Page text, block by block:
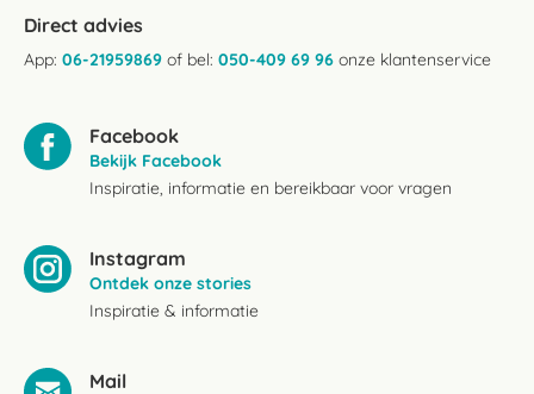
Direct advies
App: 06-21959869 of bel: 050-409 69 96 onze klantenservice
Facebook
Bekijk Facebook
Inspiratie, informatie en bereikbaar voor vragen
Instagram
Ontdek onze stories
Inspiratie & informatie
Mail